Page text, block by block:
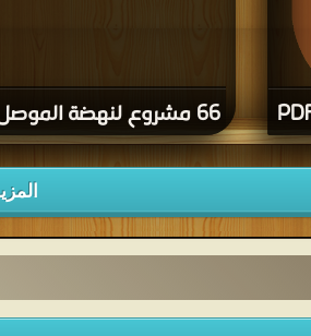
66 مشروع لنهضة الموصل PDF